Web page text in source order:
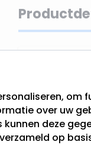
SKU
Merk
om
over uw
deze
op